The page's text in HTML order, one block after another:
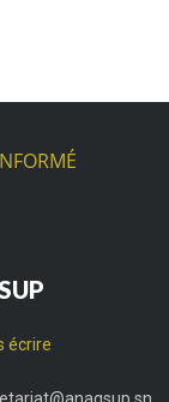
écrire